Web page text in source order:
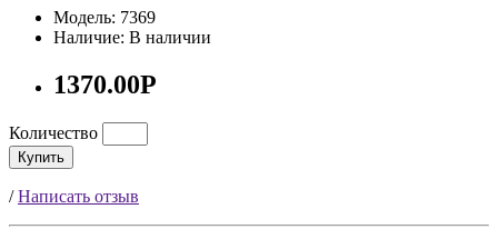
Модель: 7369
Наличие: В наличии
1370.00Р
Количество
Купить
/Написать отзыв